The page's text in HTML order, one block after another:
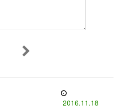
2016.11.18